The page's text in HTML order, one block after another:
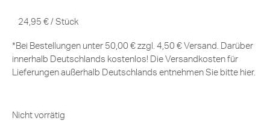
24,95 € / Stück
*Bei Bestellungen unter 50,00 € zzgl. 4,50 € Versand. Darüber
innerhalb Deutschlands kostenlos! Die Versandkosten für
Lieferungen außerhalb Deutschlands entnehmen Sie bitte hier.
Nicht vorrätig